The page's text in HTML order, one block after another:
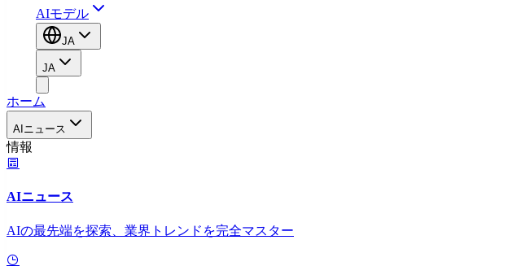
AIモデル
JA
JA
ホーム
AIニュース
情報
AIニュース
AIの最先端を探索、業界トレンドを完全マスター